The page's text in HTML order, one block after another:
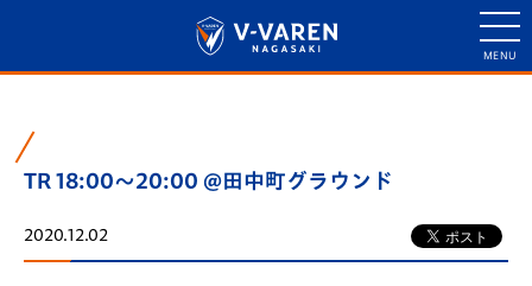
TR 18:00～20:00 @田中町グラウンド
2020.12.02